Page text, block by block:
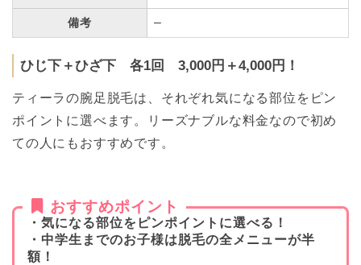
備考 –
ひじ下＋ひざ下 各1回 3,000円＋4,000円！
ティーラの腕足脱毛は、それぞれ気になる部位をピン
ポイントに選べます。リーズナブルな料金なので初め
ての人にもおすすめです。
おすすめポイント
・気になる部位をピンポイントに選べる！
・中学生までのお子様は脱毛の全メニューが半
額！